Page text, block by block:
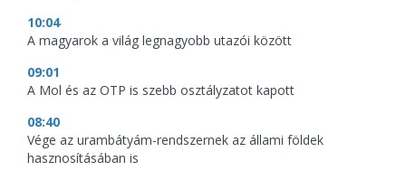
10:04
A magyarok a világ legnagyobb utazói között
09:01
A Mol és az OTP is szebb osztályzatot kapott
08:40
Vége az urambátyám-rendszernek az állami földek
hasznosításában is